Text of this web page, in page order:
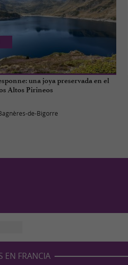
una joya preservada en el
Altos Pirineos
de-Bigorre
EN FRANCIA